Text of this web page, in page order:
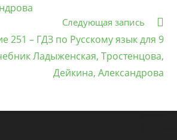
Следующая запись
251 – ГДЗ по Русскому язык для 9
Ладыженская, Тростенцова,
Дейкина, Александрова